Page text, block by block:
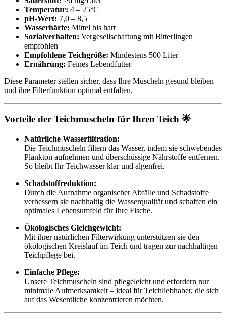
Temperatur: 4 – 25°C
pH-Wert: 7,0 – 8,5
Wasserhärte: Mittel bis hart
Sozialverhalten: Vergesellschaftung mit Bitterlingen
empfohlen
Empfohlene Teichgröße: Mindestens 500 Liter
Ernährung: Feines Lebendfutter
Diese Parameter stellen sicher, dass Ihre Muscheln gesund bleiben
und ihre Filterfunktion optimal entfalten.
Vorteile der Teichmuscheln für Ihren Teich 🌟
Natürliche Wasserfiltration:
Die Teichmuscheln filtern das Wasser, indem sie schwebendes
Plankton aufnehmen und überschüssige Nährstoffe entfernen.
So bleibt Ihr Teichwasser klar und algenfrei.
Schadstoffreduktion:
Durch die Aufnahme organischer Abfälle und Schadstoffe
verbessern sie nachhaltig die Wasserqualität und schaffen ein
optimales Lebensumfeld für Ihre Fische.
Ökologisches Gleichgewicht:
Mit ihrer natürlichen Filterwirkung unterstützen sie den
ökologischen Kreislauf im Teich und tragen zur nachhaltigen
Teichpflege bei.
Einfache Pflege:
Unsere Teichmuscheln sind pflegeleicht und erfordern nur
minimale Aufmerksamkeit – ideal für Teichliebhaber, die sich
auf das Wesentliche konzentrieren möchten.